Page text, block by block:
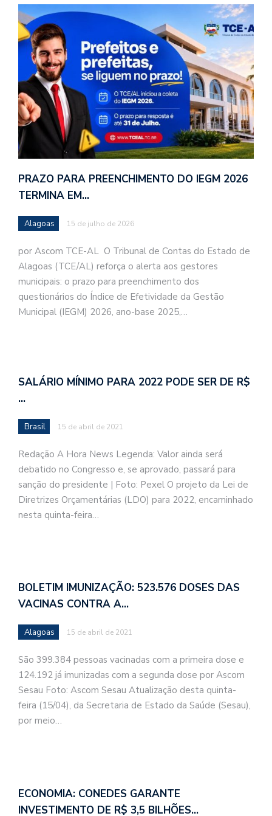
PRAZO PARA PREENCHIMENTO DO IEGM 2026
TERMINA EM…
Alagoas 15 de julho de 2026
por Ascom TCE-AL O Tribunal de Contas do Estado de
Alagoas (TCE/AL) reforça o alerta aos gestores
municipais: o prazo para preenchimento dos
questionários do Índice de Efetividade da Gestão
Municipal (IEGM) 2026, ano-base 2025,…
SALÁRIO MÍNIMO PARA 2022 PODE SER DE R$
…
Brasil 15 de abril de 2021
Redação A Hora News Legenda: Valor ainda será
debatido no Congresso e, se aprovado, passará para
sanção do presidente | Foto: Pexel O projeto da Lei de
Diretrizes Orçamentárias (LDO) para 2022, encaminhado
nesta quinta-feira…
BOLETIM IMUNIZAÇÃO: 523.576 DOSES DAS
VACINAS CONTRA A…
Alagoas 15 de abril de 2021
São 399.384 pessoas vacinadas com a primeira dose e
124.192 já imunizadas com a segunda dose por Ascom
Sesau Foto: Ascom Sesau Atualização desta quinta-
feira (15/04), da Secretaria de Estado da Saúde (Sesau),
por meio…
ECONOMIA: CONEDES GARANTE
INVESTIMENTO DE R$ 3,5 BILHÕES…